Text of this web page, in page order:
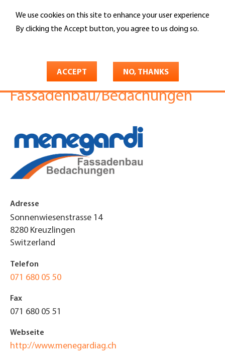
We use cookies on this site to enhance your user experience
By clicking the Accept button, you agree to us doing so.
ACCEPT NO, THANKS
main
Search
Menegardi AG
Fassadenbau/Bedachungen
Adresse
Sonnenwiesenstrasse 14
8280 Kreuzlingen
Switzerland
Telefon
071 680 05 50
Fax
071 680 05 51
Webseite
http://www.menegardiag.ch